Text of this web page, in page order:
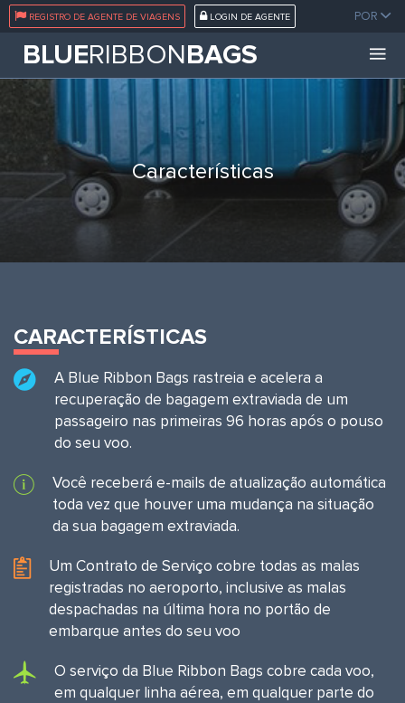
REGISTRO DE AGENTE DE VIAGENS LOGIN DE AGENTE POR
BLUERIBBONBAGS
Características
CARACTERÍSTICAS
A Blue Ribbon Bags rastreia e acelera a
recuperação de bagagem extraviada de um
passageiro nas primeiras 96 horas após o pouso
do seu voo.
Você receberá e-mails de atualização automática
toda vez que houver uma mudança na situação
da sua bagagem extraviada.
Um Contrato de Serviço cobre todas as malas
registradas no aeroporto, inclusive as malas
despachadas na última hora no portão de
embarque antes do seu voo
O serviço da Blue Ribbon Bags cobre cada voo,
em qualquer linha aérea, em qualquer parte do